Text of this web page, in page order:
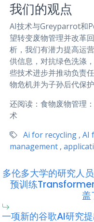
我们的观点
AI技术与Greyparrot和
望转变废物管理并改革
析，我们有潜力提高运
供信息，对抗绿色洗涤
些技术进步并推动负责
物危机并为子孙后代保
还阅读：食物废物管理
术
Ai for recycling , AI
management ,
多伦多大学的研究人
预训练
盖
一项新的谷歌AI研究